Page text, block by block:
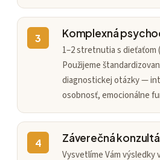
3 Komplexná
1–2 stretnutia s dieťaťom
Použijeme
diagnostickej otázky —
osobnosť, emocionálne
4 Záverečná
Vysvetlíme Vám